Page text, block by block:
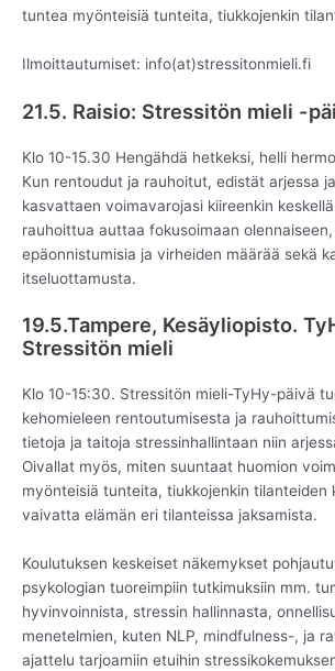
tuntea myönteisiä tunteita, tiukkojenkin
Ilmoittautumiset: info(at)stressitonmieli.fi
21.5. Raisio: Stressitön mieli -
Klo 10-15.30 Hengähdä hetkeksi, helli
Kun rentoudut ja rauhoitut, edistät arjessa
kasvattaen voimavarojasi kiireenkin
rauhoittua auttaa fokusoimaan
epäonnistumisia ja virheiden määrää sekä
itseluottamusta.
19.5.Tampere, Kesäyliopisto.
Stressitön mieli
Klo 10-15:30. Stressitön mieli-TyHy-päivä
kehomieleen rentoutumisesta ja
tietoja ja taitoja stressinhallintaan niin
Oivallat myös, miten suuntaat huomion
myönteisiä tunteita, tiukkojenkin tilanteiden
vaivatta elämän eri tilanteissa jaksamista.
Koulutuksen keskeiset näkemykset
psykologian tuoreimpiin tutkimuksiin mm.
hyvinvoinnista, stressin hallinnasta,
menetelmien, kuten NLP, mindfulness-, ja
ajattelu tarjoamiin etuihin